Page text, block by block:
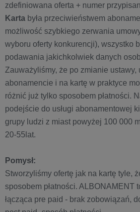
zdefiniowana oferta + numer
Karta była przeciwieństwem
możliwość szybkiego zerwania
wyboru oferty konkurencji), wszystko
podawania jakichkolwiek danych
Zauważyliśmy, że po zmianie ustawy,
abonamencie i na kartę w praktyce
różnić już tylko sposobem płatności.
podejście do usługi abonamentowej
grupy ludzi z miast powyżej 100 000
20-55lat.
Pomysł:
Stworzyliśmy ofertę jak na kartę tyle,
sposobem płatności. ALBONAMENT
łącząca pre paid - brak zobowiązań,